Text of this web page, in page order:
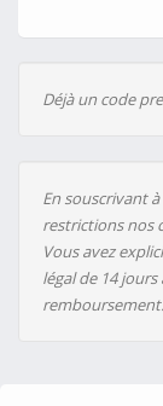
Déjà un code
En souscrivant
restrictions nos
Vous avez
légal de 14
remboursement.